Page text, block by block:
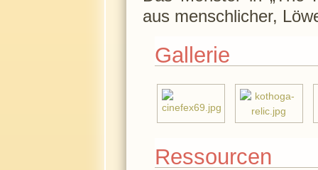
aus menschlicher,
Gallerie
Ressourcen